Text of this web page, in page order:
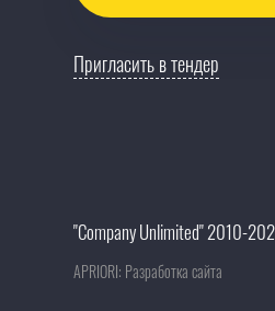
Пригласить в тендер
"Company Unlimited" 2010-
APRIORI: Разработка сайта